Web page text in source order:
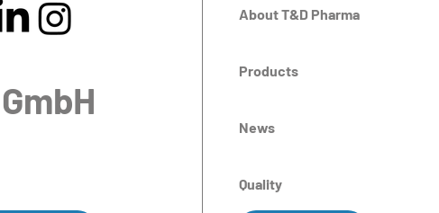
About T&D Pharma
Products
News
Quality